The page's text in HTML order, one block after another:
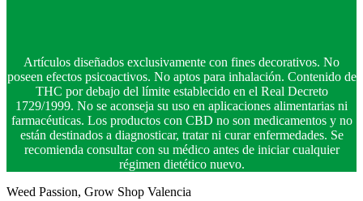
Artículos diseñados exclusivamente con fines decorativos. No
poseen efectos psicoactivos. No aptos para inhalación. Contenido de
THC por debajo del límite establecido en el Real Decreto
1729/1999. No se aconseja su uso en aplicaciones alimentarias ni
farmacéuticas. Los productos con CBD no son medicamentos y no
están destinados a diagnosticar, tratar ni curar enfermedades. Se
recomienda consultar con su médico antes de iniciar cualquier
régimen dietético nuevo.
Weed Passion, Grow Shop Valencia